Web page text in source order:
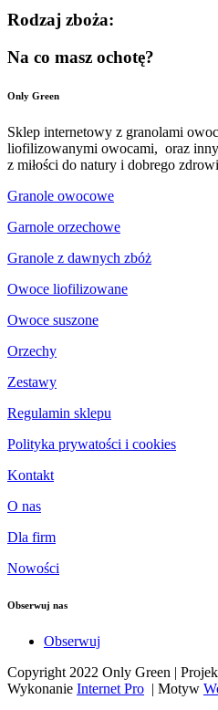
Rodzaj zboża:
Na co masz ochotę?
Only Green
Sklep internetowy z granolami
liofilizowanymi owocami, oraz
z miłości do natury i dobrego
Granole owocowe
Garnole orzechowe
Granole z dawnych zbóż
Owoce liofilizowane
Owoce suszone
Orzechy
Zestawy
Regulamin sklepu
Polityka prywatości i cookies
Kontakt
O nas
Dla firm
Nowości
Obserwuj nas
Obserwuj
Copyright 2022 Only Green |
Wykonanie Internet Pro | Motyw